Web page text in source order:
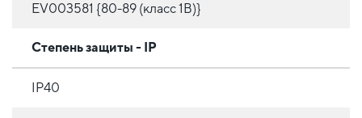
EV003581 {80-89 (класс 1B)}
Степень защиты - IP
IP40